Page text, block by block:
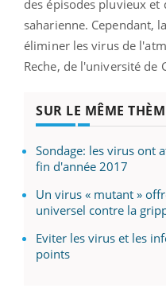
des épisodes pluvieux
saharienne. Cependant,
éliminer les virus de
Reche, de l'université de
SUR LE MÊME
Sondage: les virus ont
fin d'année 2017
Un virus « mutant »
universel contre la
Eviter les virus et les
points